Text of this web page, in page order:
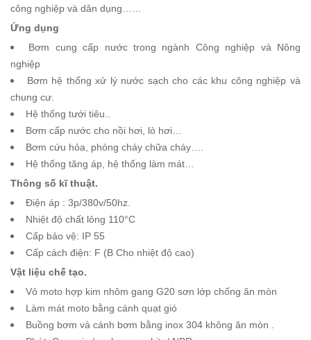
công nghiệp và dân dụng……
Ứng dụng
Bơm cung cấp nước trong ngành Công nghiệp và Nông
nghiệp
Bơm hệ thống xử lý nước sạch cho các khu công nghiệp và
chung cư.
Hệ thống tưới tiêu..
Bơm cấp nước cho nồi hơi, lò hơi…
Bơm cứu hỏa, phòng cháy chữa cháy….
Hệ thống tăng áp, hệ thống làm mát…
Thông số kĩ thuật.
Điện áp : 3p/380v/50hz.
Nhiệt độ chất lỏng 110°C
Cấp bảo vệ: IP 55
Cấp cách điện: F (B Cho nhiệt độ cao)
Vật liệu chế tạo.
Vỏ moto hợp kim nhôm gang G20 sơn lớp chống ăn mòn
Làm mát moto bằng cánh quạt gió
Buồng bơm và cánh bơm bằng inox 304 không ăn mòn .